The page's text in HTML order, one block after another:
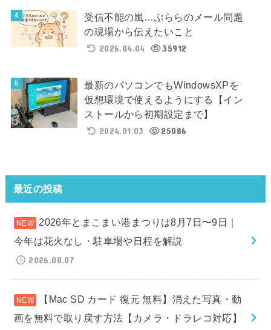
受信不能の嵐…ぷららのメール問題
の現場から伝えたいこと
2026.04.04
35912
最新のパソコンでもWindowsXPを
仮想環境で使えるようにする【イン
ストールから初期設定まで】
2024.01.03
25086
最近の投稿
2026年とまこまい港まつりは8月7日〜9日｜
今年は花火なし・駐車場や日程を解説
2026.08.07
【Mac SD カード 復元 無料】消えた写真・動
画を無料で取り戻す方法【カメラ・ドラレコ対応】